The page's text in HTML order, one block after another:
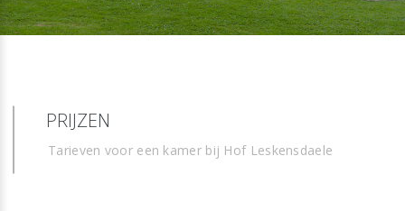
PRIJZEN
Tarieven voor een kamer bij Hof Leskensdaele